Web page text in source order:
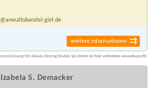
giel.de
weitere Informationen
für diesen Eintrag finden Sie direkt im hier verlinkten Anwaltsprofil.
S. Demacker